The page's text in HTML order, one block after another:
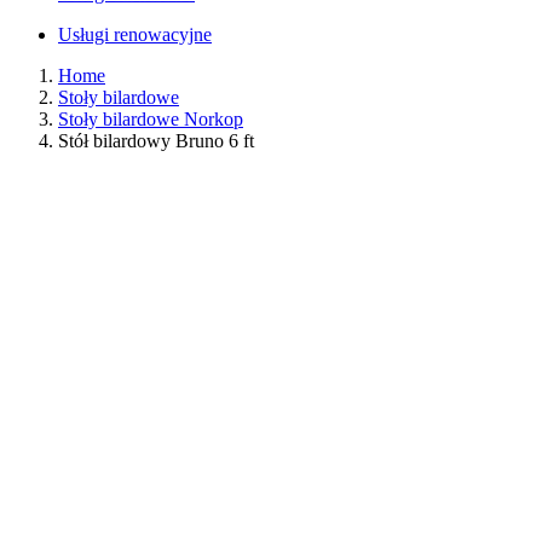
Usługi renowacyjne
Home
Stoły bilardowe
Stoły bilardowe Norkop
Stół bilardowy Bruno 6 ft